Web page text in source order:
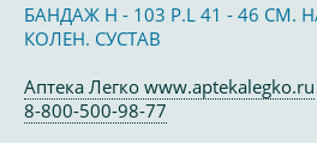
БАНДАЖ Н - 103 Р.L 41 - 46 СМ.
КОЛЕН. СУСТАВ
Аптека Легко www.aptekalegko.ru
8-800-500-98-77